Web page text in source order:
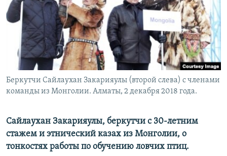
Беркутчи Сайлаухан Закарияулы (второй слева) с членами
команды из Монголии. Алматы, 2 декабря 2018 года.
Сайлаухан Закарияулы, беркутчи с 30-летним
стажем и этнический казах из Монголии, о
тонкостях работы по обучению ловчих птиц.